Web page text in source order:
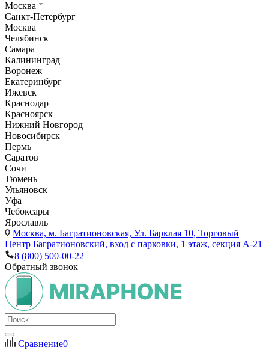
Москва
Санкт-Петербург
Москва
Челябинск
Самара
Калининград
Воронеж
Екатеринбург
Ижевск
Краснодар
Красноярск
Нижний Новгород
Новосибирск
Пермь
Саратов
Сочи
Тюмень
Ульяновск
Уфа
Чебоксары
Ярославль
Москва, м. Багратионовская, Ул. Барклая 10, Торговый
Центр Багратионовский, вход с парковки, 1 этаж, секция А-21
8 (800) 500-00-22
Обратный звонок
Сравнение0